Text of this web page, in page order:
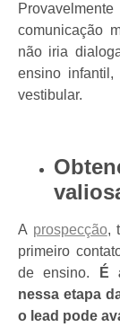
comunicação
não iria
ensino
vestibular.
A prospecção,
primeiro
de ensino.
É
nessa etapa
o lead pode